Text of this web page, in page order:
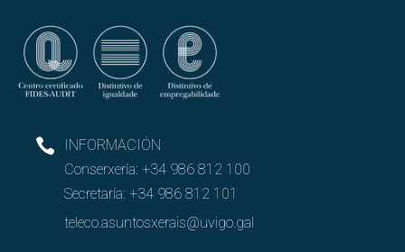
INFORMACIÓN
Conserxería: +34 986 812 100
Secretaría: +34 986 812 101
teleco.asuntosxerais@uvigo.gal